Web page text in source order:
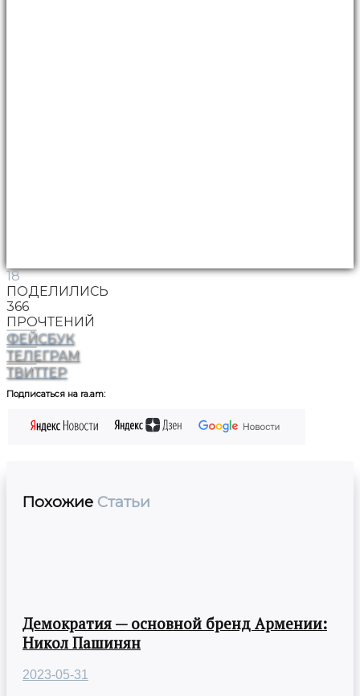
18
ПОДЕЛИЛИСЬ
366
ПРОЧТЕНИЙ
ФЕЙСБУК
ТЕЛЕГРАМ
ТВИТТЕР
Подписаться на ra.am:
Похожие Статьи
Демократия — основной бренд Армении:
Никол Пашинян
2023-05-31